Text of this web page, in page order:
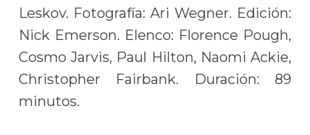
Leskov. Fotografía: Ari Wegner. Edición:
Nick Emerson. Elenco: Florence Pough,
Cosmo Jarvis, Paul Hilton, Naomi Ackie,
Christopher Fairbank. Duración: 89
minutos.